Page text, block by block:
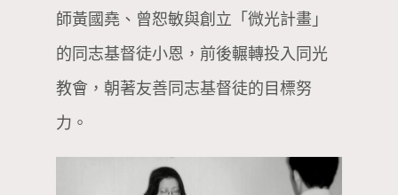
師黃國堯、曾恕敏與創立「微光計畫」
的同志基督徒小恩，前後輾轉投入同光
教會，朝著友善同志基督徒的目標努
力。